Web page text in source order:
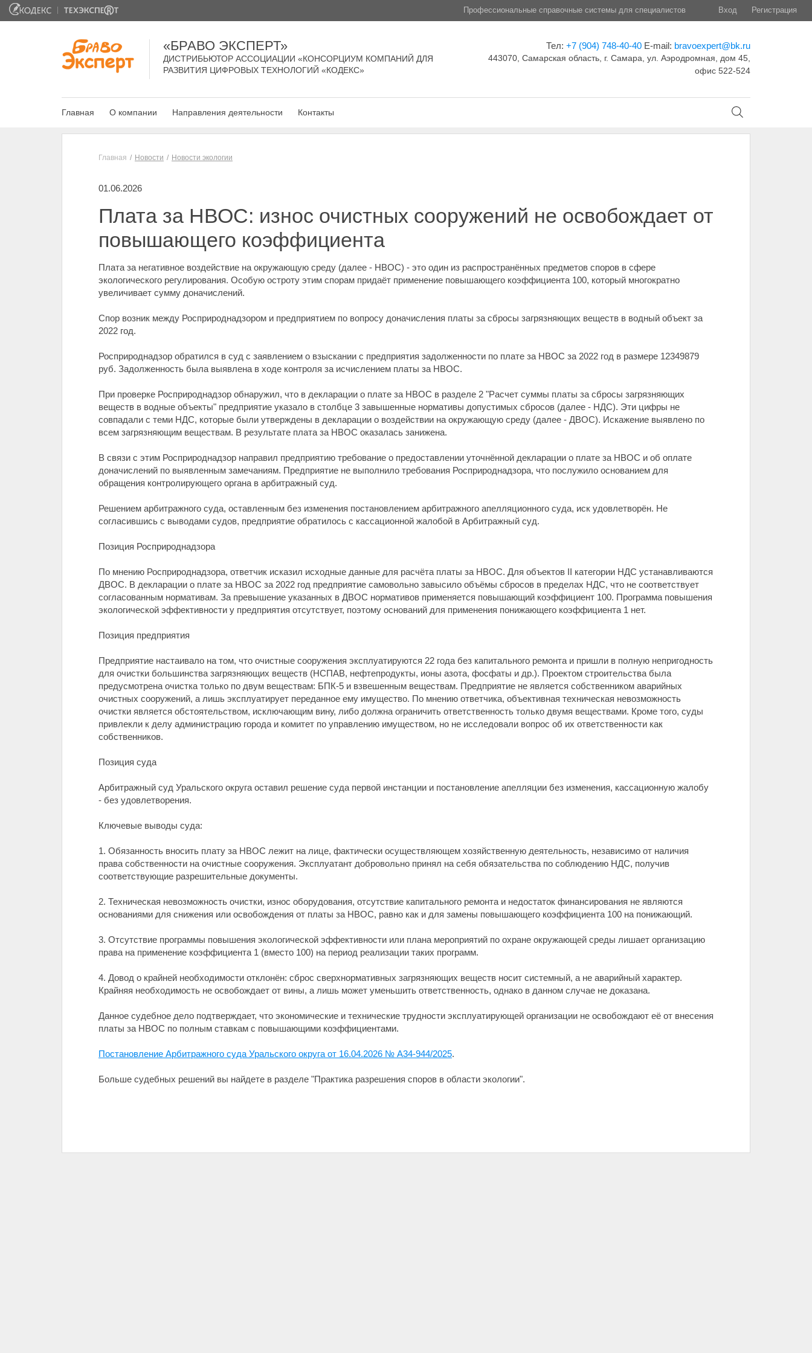
Профессиональные справочные системы для специалистов Вход Регистрация
«БРАВО ЭКСПЕРТ»
ДИСТРИБЬЮТОР АССОЦИАЦИИ «КОНСОРЦИУМ КОМПАНИЙ ДЛЯ
РАЗВИТИЯ ЦИФРОВЫХ ТЕХНОЛОГИЙ «КОДЕКС»
Тел: +7 (904) 748-40-40 E-mail: bravoexpert@bk.ru
443070, Самарская область, г. Самара, ул. Аэродромная, дом 45,
офис 522-524
Главная О компании Направления деятельности Контакты
Главная Новости Новости экологии
01.06.2026
Плата за НВОС: износ очистных сооружений не освобождает от
повышающего коэффициента
Плата за негативное воздействие на окружающую среду (далее - НВОС) - это один из распространённых предметов споров в сфере
экологического регулирования. Особую остроту этим спорам придаёт применение повышающего коэффициента 100, который многократно
увеличивает сумму доначислений.
Спор возник между Росприроднадзором и предприятием по вопросу доначисления платы за сбросы загрязняющих веществ в водный объект за
2022 год.
Росприроднадзор обратился в суд с заявлением о взыскании с предприятия задолженности по плате за НВОС за 2022 год в размере 12349879
руб. Задолженность была выявлена в ходе контроля за исчислением платы за НВОС.
При проверке Росприроднадзор обнаружил, что в декларации о плате за НВОС в разделе 2 "Расчет суммы платы за сбросы загрязняющих
веществ в водные объекты" предприятие указало в столбце 3 завышенные нормативы допустимых сбросов (далее - НДС). Эти цифры не
совпадали с теми НДС, которые были утверждены в декларации о воздействии на окружающую среду (далее - ДВОС). Искажение выявлено по
всем загрязняющим веществам. В результате плата за НВОС оказалась занижена.
В связи с этим Росприроднадзор направил предприятию требование о предоставлении уточнённой декларации о плате за НВОС и об оплате
доначислений по выявленным замечаниям. Предприятие не выполнило требования Росприроднадзора, что послужило основанием для
обращения контролирующего органа в арбитражный суд.
Решением арбитражного суда, оставленным без изменения постановлением арбитражного апелляционного суда, иск удовлетворён. Не
согласившись с выводами судов, предприятие обратилось с кассационной жалобой в Арбитражный суд.
Позиция Росприроднадзора
По мнению Росприроднадзора, ответчик исказил исходные данные для расчёта платы за НВОС. Для объектов II категории НДС устанавливаются
ДВОС. В декларации о плате за НВОС за 2022 год предприятие самовольно завысило объёмы сбросов в пределах НДС, что не соответствует
согласованным нормативам. За превышение указанных в ДВОС нормативов применяется повышающий коэффициент 100. Программа повышения
экологической эффективности у предприятия отсутствует, поэтому оснований для применения понижающего коэффициента 1 нет.
Позиция предприятия
Предприятие настаивало на том, что очистные сооружения эксплуатируются 22 года без капитального ремонта и пришли в полную непригодность
для очистки большинства загрязняющих веществ (НСПАВ, нефтепродукты, ионы азота, фосфаты и др.). Проектом строительства была
предусмотрена очистка только по двум веществам: БПК-5 и взвешенным веществам. Предприятие не является собственником аварийных
очистных сооружений, а лишь эксплуатирует переданное ему имущество. По мнению ответчика, объективная техническая невозможность
очистки является обстоятельством, исключающим вину, либо должна ограничить ответственность только двумя веществами. Кроме того, суды
привлекли к делу администрацию города и комитет по управлению имуществом, но не исследовали вопрос об их ответственности как
собственников.
Позиция суда
Арбитражный суд Уральского округа оставил решение суда первой инстанции и постановление апелляции без изменения, кассационную жалобу
- без удовлетворения.
Ключевые выводы суда:
1. Обязанность вносить плату за НВОС лежит на лице, фактически осуществляющем хозяйственную деятельность, независимо от наличия
права собственности на очистные сооружения. Эксплуатант добровольно принял на себя обязательства по соблюдению НДС, получив
соответствующие разрешительные документы.
2. Техническая невозможность очистки, износ оборудования, отсутствие капитального ремонта и недостаток финансирования не являются
основаниями для снижения или освобождения от платы за НВОС, равно как и для замены повышающего коэффициента 100 на понижающий.
3. Отсутствие программы повышения экологической эффективности или плана мероприятий по охране окружающей среды лишает организацию
права на применение коэффициента 1 (вместо 100) на период реализации таких программ.
4. Довод о крайней необходимости отклонён: сброс сверхнормативных загрязняющих веществ носит системный, а не аварийный характер.
Крайняя необходимость не освобождает от вины, а лишь может уменьшить ответственность, однако в данном случае не доказана.
Данное судебное дело подтверждает, что экономические и технические трудности эксплуатирующей организации не освобождают её от внесения
платы за НВОС по полным ставкам с повышающими коэффициентами.
Постановление Арбитражного суда Уральского округа от 16.04.2026 № А34-944/2025.
Больше судебных решений вы найдете в разделе "Практика разрешения споров в области экологии".